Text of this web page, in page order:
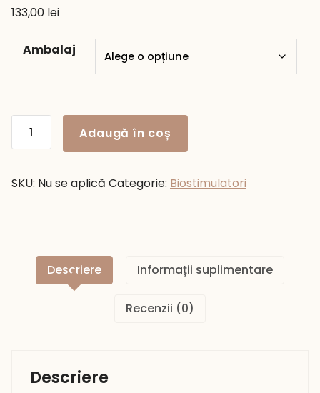
133,00 lei
Ambalaj
Cantitate
ALGA
Adaugă în coș
SKU: Nu se aplică Categorie: Biostimulatori
Descriere Informații suplimentare
Recenzii (0)
Descriere